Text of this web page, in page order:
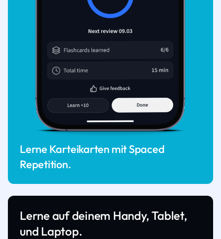
Lerne Karteikarten mit Spaced
Repetition.
Lerne auf deinem Handy, Tablet,
und Laptop.